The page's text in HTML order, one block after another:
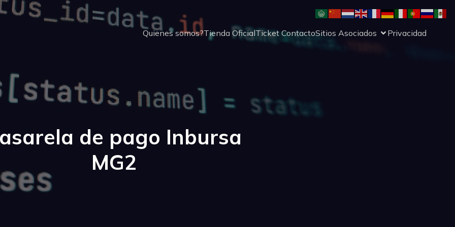
Quienes somos?Tienda OficialTicket ContactoSitios Asociados Privacidad
de pago Inbursa
MG2